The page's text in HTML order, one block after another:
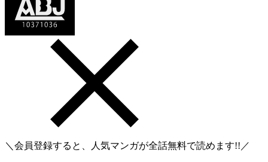
＼会員登録すると、人気マンガが全話無料で読めます!!／